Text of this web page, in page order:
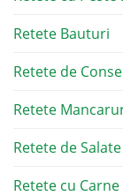
Retete Bauturi
Retete de
Retete
Retete de
Retete cu